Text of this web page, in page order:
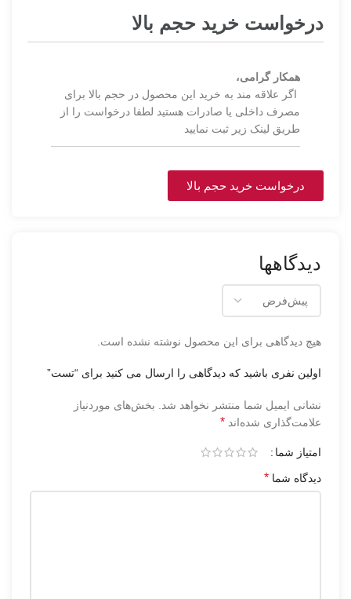
درخواست خرید حجم بالا
همکار گرامی،
اگر علاقه مند به خرید این محصول در حجم بالا برای
مصرف داخلی یا صادرات هستید لطفا درخواست را از
طریق لینک زیر ثبت نمایید
درخواست خرید حجم بالا
دیدگاهها
هیچ دیدگاهی برای این محصول نوشته نشده است.
اولین نفری باشید که دیدگاهی را ارسال می کنید برای “تست”
نشانی ایمیل شما منتشر نخواهد شد.
بخش‌های موردنیاز
علامت‌گذاری شده‌اند *
امتیاز شما
دیدگاه شما *